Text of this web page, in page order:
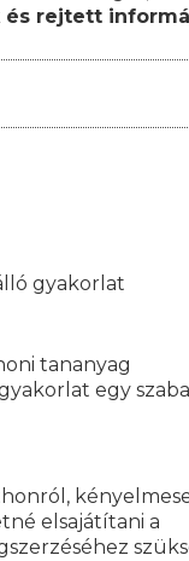
rejtett
gyakorlat
tananyag
egy
elsajátítani a